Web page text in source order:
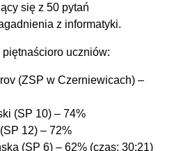
się z 50 pytań
z informatyki.
piętnaścioro uczniów:
(ZSP w Czerniewicach) –
(SP 10) – 74%
12) – 72%
(SP 6) – 62% (czas: 30:21)